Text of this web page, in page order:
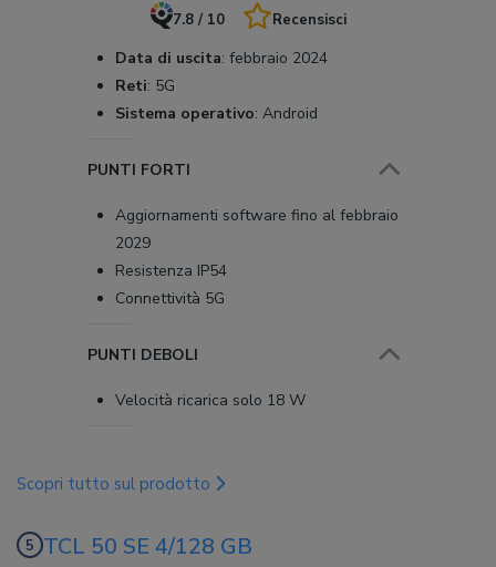
7.8 / 10 Recensisci
Data di uscita: febbraio 2024
Reti: 5G
Sistema operativo: Android
PUNTI FORTI
Aggiornamenti software fino al febbraio
2029
Resistenza IP54
Connettività 5G
PUNTI DEBOLI
Velocità ricarica solo 18 W
Scopri tutto sul prodotto
TCL 50 SE 4/128 GB